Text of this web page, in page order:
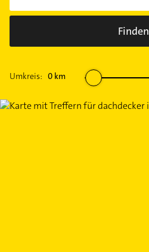
Finden
Umkreis: 0 km